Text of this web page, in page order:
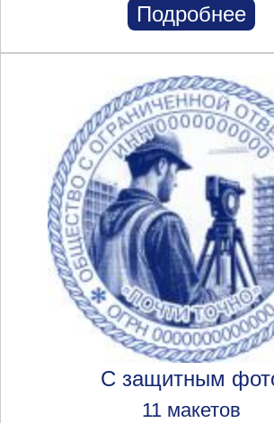
Подробнее
С защитным
11 макетов